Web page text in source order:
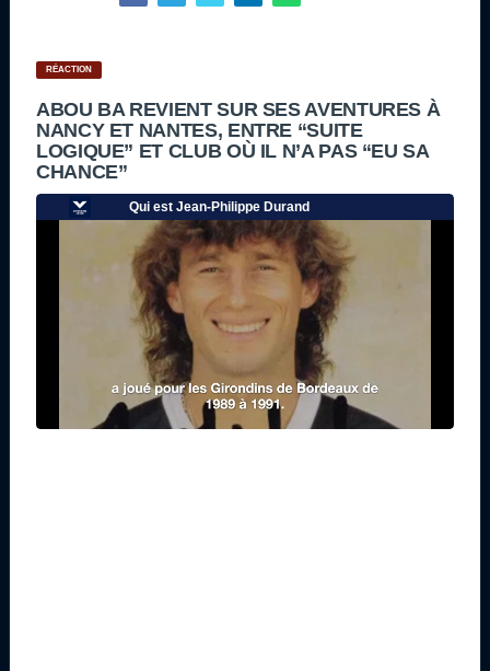
RÉACTION
ABOU BA REVIENT SUR SES AVENTURES À
NANCY ET NANTES, ENTRE “SUITE
LOGIQUE” ET CLUB OÙ IL N’A PAS “EU SA
CHANCE”